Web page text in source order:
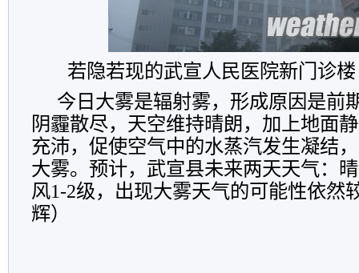
若隐若现的武宣人民医院新门诊
今日大雾是辐射雾，形成原因是前
阴霾散尽，天空维持晴朗，加上地面
充沛，促使空气中的水蒸汽发生凝结
大雾。预计，武宣县未来两天天气：
风1-2级，出现大雾天气的可能性依然
辉）